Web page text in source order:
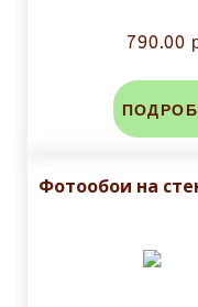
790.00
Фотообои на